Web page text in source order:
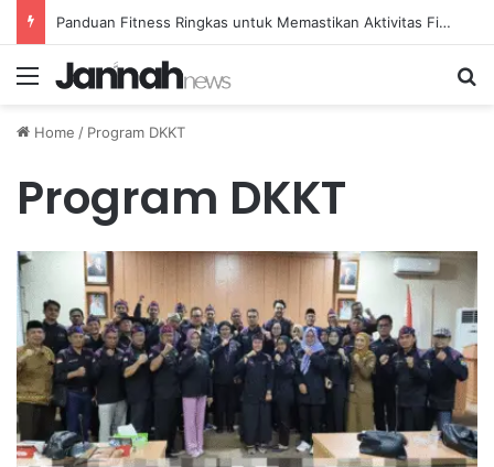
Panduan Fitness Ringkas untuk Memastikan Aktivitas Fisik Anda Tetap Konsisten
Menu
Home / Program DKKT
Program DKKT